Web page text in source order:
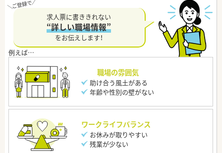
求人票に書ききれない
“詳しい職場情報”
をお伝えします！
職場の雰囲気
助け合う風土がある
年齢や性別の壁がない
ワークライフバランス
お休みが取りやすい
残業が少ない